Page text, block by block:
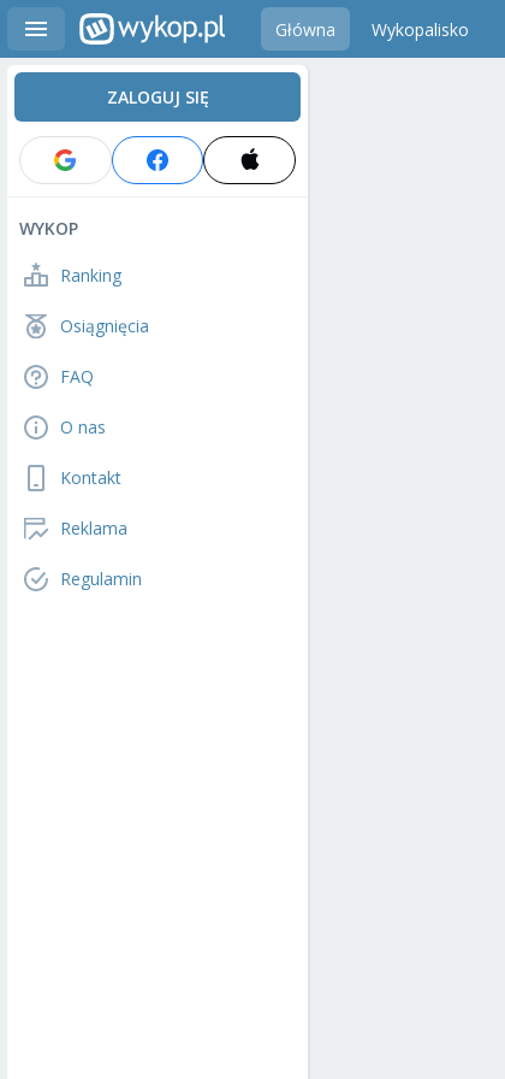
Główna Wykopalisko
ZALOGUJ SIĘ
WYKOP
Ranking
Osiągnięcia
FAQ
O nas
Kontakt
Reklama
Regulamin